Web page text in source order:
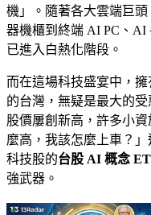
機」。隨著各大雲端巨
器機櫃到終端 AI PC、
已進入白熱化階段。
而在這場科技盛宴中，
的台灣，無疑是最大的
股價屢創新高，許多小
麼高，我該怎麼上車？
科技股的台股 AI 概念
強武器。